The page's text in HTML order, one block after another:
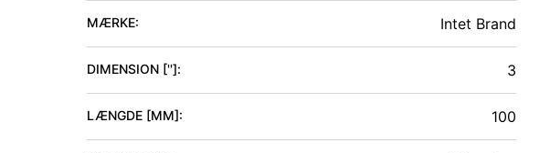
MÆRKE: Intet Brand
DIMENSION ['']: 3
LÆNGDE [MM]: 100